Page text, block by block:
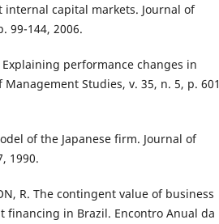
capital markets. Journal of
99-144, 2006.
Explaining performance changes in
Studies, v. 35, n. 5, p.
of the Japanese firm. Journal of
1990.
R. The contingent value of business
in Brazil. Encontro Anual da